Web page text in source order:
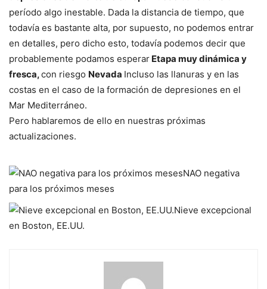
período algo inestable. Dada la distancia de tiempo, que
todavía es bastante alta, por supuesto, no podemos entrar
en detalles, pero dicho esto, todavía podemos decir que
probablemente podamos esperar Etapa muy dinámica y
fresca,con riesgo Nevada Incluso las llanuras y en las
costas en el caso de la formación de depresiones en el
Mar Mediterráneo.
Pero hablaremos de ello en nuestras próximas
actualizaciones.
NAO negativa
para los próximos meses
Nieve excepcional
en Boston, EE.UU.